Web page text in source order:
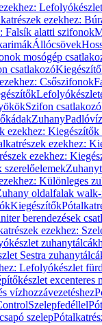
ezekhez:
Falsík alatti szifonok
Állócsövek
mosógép
csatlakozó
Csőszifonok
Szifon csatlakozó
Zuhany
ezekhez:
ezekhez:
ezekhez:
Különleges
oldalfalak
Kiegészítők
berendezések
ezekhez:
Sestra
Lefolyókészlet
excenteres
vízhozzávezetéshez
Szelepfedéllel
szelep